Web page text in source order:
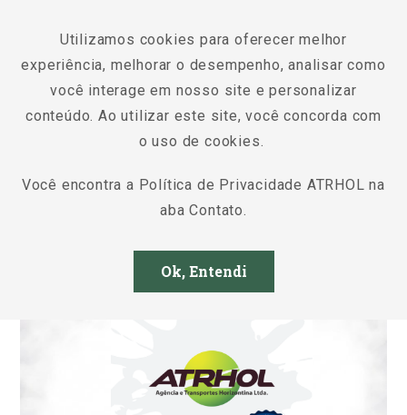
Utilizamos cookies para oferecer melhor
experiência, melhorar o desempenho, analisar como
você interage em nosso site e personalizar
conteúdo. Ao utilizar este site, você concorda com
o uso de cookies.
Você encontra a Política de Privacidade ATRHOL na
aba Contato.
Ok, Entendi
Notícias
26/05/2020